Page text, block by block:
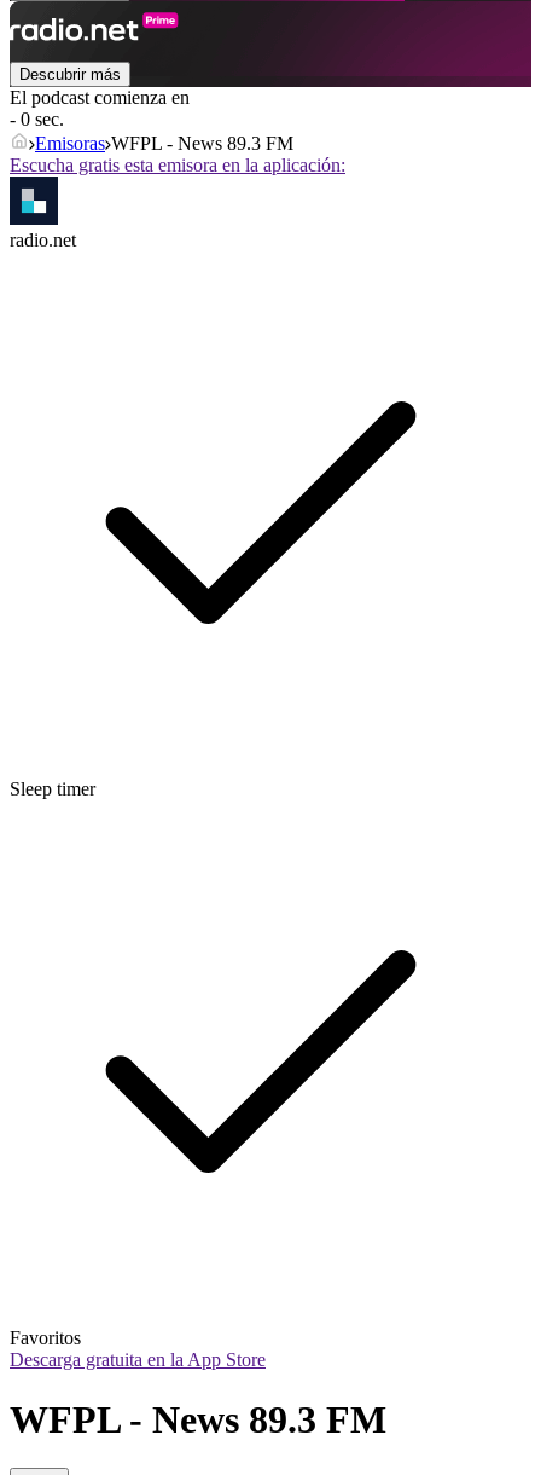
Descubrir más
El podcast comienza en
- 0 sec.
Emisoras WFPL - News 89.3 FM
Escucha gratis esta emisora en la aplicación:
radio.net
Sleep timer
Favoritos
Descarga gratuita en la App Store
WFPL - News 89.3 FM